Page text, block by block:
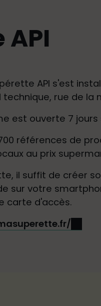
API s'est
rue de la
est ouverte 7 jours
références de
au prix
il suffit de créer
sur votre
carte d'accès.